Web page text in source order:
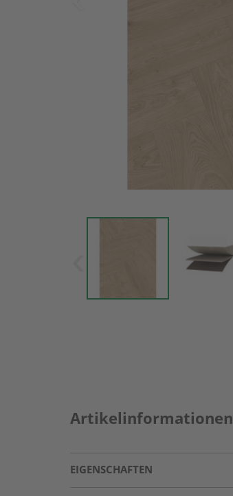
Artikelinformationen
EIGENSCHAFTEN